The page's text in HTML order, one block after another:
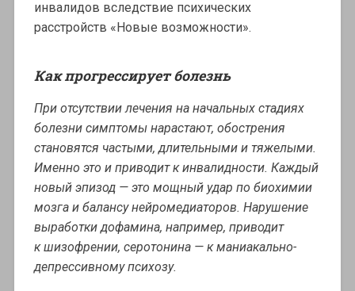
инвалидов вследствие психических
расстройств «Новые возможности».
Как прогрессирует болезнь
При отсутствии лечения на начальных стадиях
болезни симптомы нарастают, обострения
становятся частыми, длительными и тяжелыми.
Именно это и приводит к инвалидности. Каждый
новый эпизод — это мощный удар по биохимии
мозга и балансу нейромедиаторов. Нарушение
выработки дофамина, например, приводит
к шизофрении, серотонина — к маниакально-
депрессивному психозу.